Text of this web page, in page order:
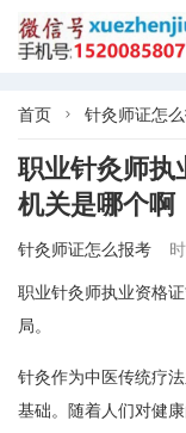
首页  针灸师证怎
职业针灸师执
机关是哪个啊
针灸师证怎么报考
职业针灸师执业资格
局。
针灸作为中医传统疗
基础。随着人们对健